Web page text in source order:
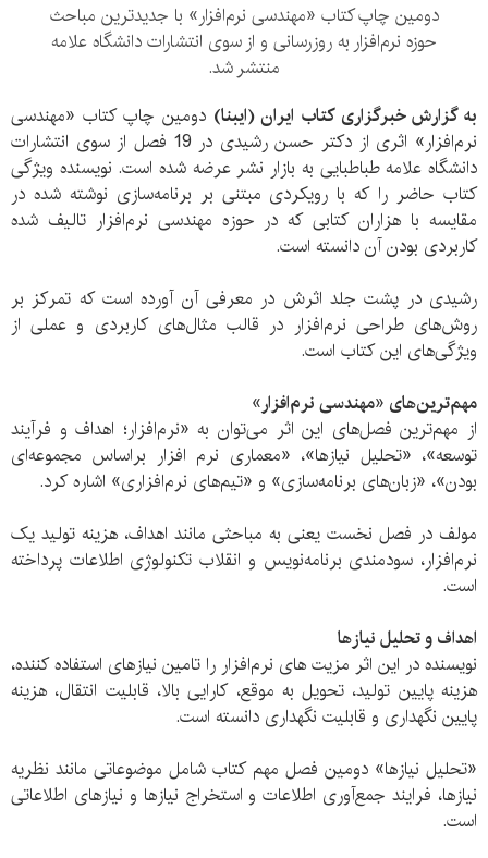
دومین چاپ کتاب «مهندسی نرم‌افزار» با جدیدترین مباحث
حوزه نرم‌افزار به روز‌رسانی و از سوی انتشارات دانشگاه علامه
منتشر شد.
به گزارش خبرگزاری کتاب ایران (ایبنا) دومین چاپ کتاب «مهندسی
نرم‌افزار» اثری از دکتر حسن رشیدی در 19 فصل از سوی انتشارات
دانشگاه علامه طباطبایی به بازار نشر عرضه شده است. نویسنده ویژگی
کتاب حاضر را که با رویکردی مبتنی بر برنامه‌سازی نوشته شده در
مقایسه با هزاران کتابی که در حوزه مهندسی نرم‌افزار تالیف شده
کاربردی بودن آن دانسته است.
رشیدی در پشت جلد اثرش در معرفی آن آورده است که تمرکز بر
روش‌های طراحی نرم‌افزار در قالب مثال‌های کاربردی و عملی از
ویژگی‌های این کتاب است.
مهم‌ترین‌های «مهندسی نرم‌افزار»
از مهم‌ترین فصل‌های این اثر می‌توان به «نرم‌افزار؛ اهداف و فرآیند
توسعه»، «تحلیل نیازها»، «معماری نرم افزار براساس مجموعه‌ای
بودن»، «زبان‌های برنامه‌سازی» و «تیم‌های نرم‌افزاری» اشاره کرد.
مولف در فصل نخست یعنی به مباحثی مانند اهداف، هزینه تولید یک
نرم‌افزار، سودمندی برنامه‌نویس و انقلاب تکنولوژی اطلاعات پرداخته
است.
اهداف و تحلیل ‌نیاز‌ها
نویسنده در این اثر مزیت های نرم‌افزار را تامین نیازهای استفاده کننده،
هزینه پایین تولید، تحویل به موقع، کارایی بالا، قابلیت انتقال، هزینه
پایین نگهداری و قابلیت نگهداری دانسته است.
«تحلیل نیاز‌ها» دومین فصل مهم کتاب شامل موضوعاتی مانند نظریه
نیازها، فرایند جمع‌آوری اطلاعات و استخراج نیازها و نیازهای اطلاعاتی
است.